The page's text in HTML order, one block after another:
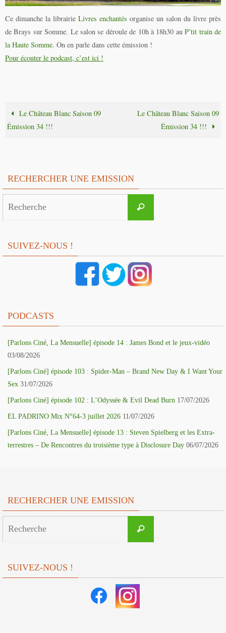
Ce dimanche la librairie Livres enchantés organise un salon du livre près
de Brays sur Somme. Le salon se déroule de 10h à 18h30 auP’tit train de
la Haute Somme. On en parle dans cette émission !
Pour écouter le podcast, c’est ici !
Le Château Blanc Saison 09
Émission 34 !!!
Le Château Blanc Saison 09
Émission 34 !!!
RECHERCHER UNE EMISSION
Recherche
SUIVEZ-NOUS !
PODCASTS
[Parlons Ciné, La Mensuelle] épisode 14 : James Bond et le jeux-vidéo
03/08/2026
[Parlons Ciné] épisode 103 : Spider-Man – Brand New Day & I Want Your
Sex 31/07/2026
[Parlons Ciné] épisode 102 : L’Odyssée & Evil Dead Burn 17/07/2026
EL PADRINO Mix N°64-3 juillet 2026 11/07/2026
[Parlons Ciné, La Mensuelle] épisode 13 : Steven Spielberg et les Extra-
terrestres – De Rencontres du troisième type à Disclosure Day 06/07/2026
RECHERCHER UNE EMISSION
Recherche
SUIVEZ-NOUS !